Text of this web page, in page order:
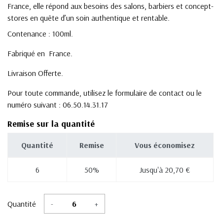
France, elle répond aux besoins des salons, barbiers et concept-
stores en quête d’un soin authentique et rentable.
Contenance : 100ml.
Fabriqué en France.
Livraison Offerte.
Pour toute commande, utilisez le formulaire de contact ou le
numéro suivant : 06.50.14.31.17
Remise sur la quantité
Quantité Remise Vous économisez
6 50% Jusqu'à 20,70 €
Quantité - +